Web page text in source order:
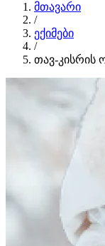
მთავარი
/
ექიმები
/
თავ-კისრის